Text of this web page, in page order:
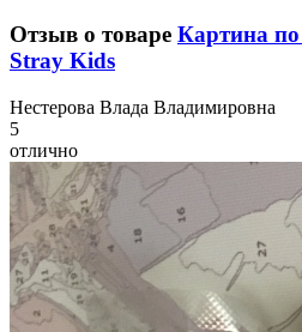
Отзыв о товаре Картина по
Stray Kids
Нестерова Влада Владимировна
5
отлично